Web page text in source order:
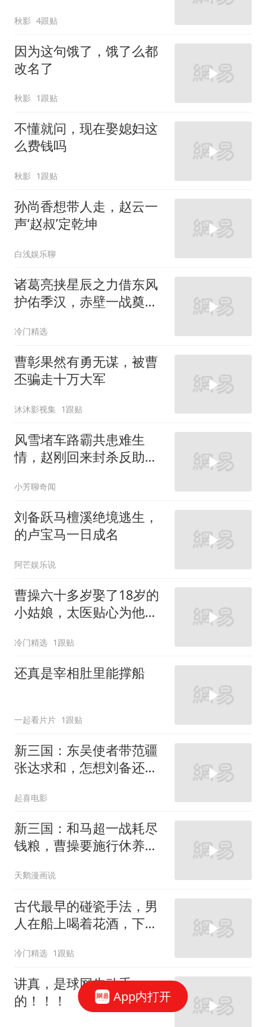
秋影 4跟贴
因为这句饿了，饿了么都
改名了
秋影 1跟贴
不懂就问，现在娶媳妇这
么费钱吗
秋影 1跟贴
孙尚香想带人走，赵云一
声‘赵叔’定乾坤
白浅娱乐聊
诸葛亮挟星辰之力借东风
护佑季汉，赤壁一战奠定
冷门精选
曹彰果然有勇无谋，被曹
丕骗走十万大军
沐沐影视集 1跟贴
风雪堵车路霸共患难生
情，赵刚回来封杀反助两
小芳聊奇闻
刘备跃马檀溪绝境逃生，
的卢宝马一日成名
阿芒娱乐说
曹操六十多岁娶了18岁的
小姑娘，太医贴心为他寻
冷门精选 1跟贴
还真是宰相肚里能撑船
一起看片片 1跟贴
新三国：东吴使者带范疆
张达求和，怎想刘备还在
起喜电影
新三国：和马超一战耗尽
钱粮，曹操要施行休养生
天鹅漫画说
古代最早的碰瓷手法，男
人在船上喝着花酒，下一
冷门精选 1跟贴
讲真，是球网先动手
的！！！
App内打开